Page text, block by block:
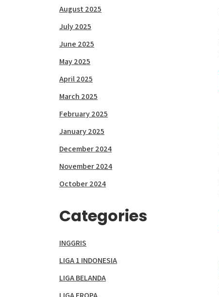
August 2025
July 2025
June 2025
May 2025
April 2025
March 2025
February 2025
January 2025
December 2024
November 2024
October 2024
Categories
INGGRIS
LIGA 1 INDONESIA
LIGA BELANDA